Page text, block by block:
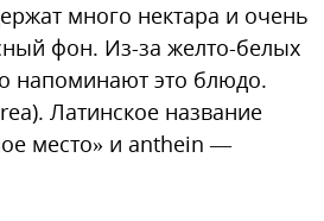
много нектара и очень
фон. Из-за желто-белых
напоминают это блюдо.
Латинское название
место» и anthein —